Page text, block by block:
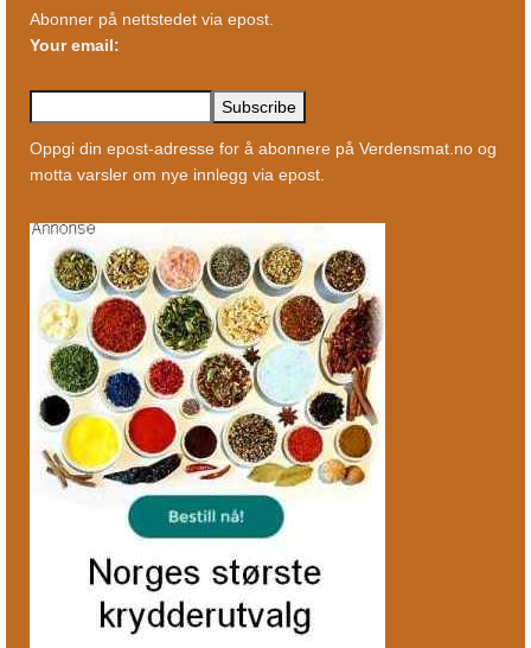
Abonner på nettstedet via epost.
Your email:
Oppgi din epost-adresse for å abonnere på Verdensmat.no og
motta varsler om nye innlegg via epost.